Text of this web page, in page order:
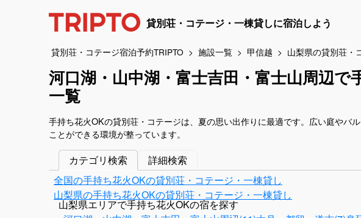
貸別荘・コテージ・一棟貸しに宿泊しよう
貸別荘・コテージ宿泊予約TRIPTO 施設一覧 甲信越 山梨県の貸別荘・
河口湖・山中湖・富士吉田・富士山周辺
一覧
手持ち花火OKの貸別荘・コテージは、夏の思い出作りに最適です。広い庭や
ことができる環境が整っています。
カテゴリ検索
詳細検索
全国の手持ち花火OKの貸別荘・コテージ・一棟貸し
山梨県の手持ち花火OKの貸別荘・コテージ・一棟貸し
山梨県エリアで手持ち花火OKの宿を探す